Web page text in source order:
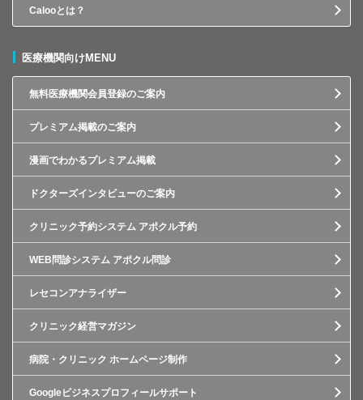
Calooとは？
医療機関向けMENU
無料医療機関会員登録のご案内
プレミアム掲載のご案内
漫画でわかるプレミアム掲載
ドクターズインタビューのご案内
クリニック予約システム アポクル予約
WEB問診システム アポクル問診
レセコンアナライザー
クリニック経営マガジン
病院・クリニック ホームページ制作
Googleビジネスプロフィールサポート